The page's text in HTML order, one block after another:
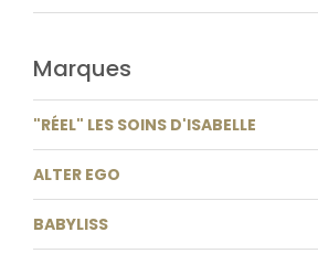
Marques
"RÉEL" LES SOINS D'ISABELLE
ALTER EGO
BABYLISS